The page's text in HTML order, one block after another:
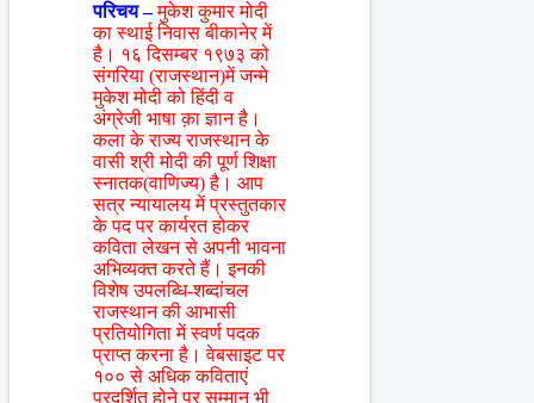
परिचय –मुकेश कुमार मोदी
का स्थाई निवास बीकानेर में
है। १६ दिसम्बर १९७३ को
संगरिया (राजस्थान)में जन्मे
मुकेश मोदी को हिंदी व
अंग्रेजी भाषा क़ा ज्ञान है।
कला के राज्य राजस्थान के
वासी श्री मोदी की पूर्ण शिक्षा
स्नातक(वाणिज्य) है। आप
सत्र न्यायालय में प्रस्तुतकार
के पद पर कार्यरत होकर
कविता लेखन से अपनी भावना
अभिव्यक्त करते हैं। इनकी
विशेष उपलब्धि-शब्दांचल
राजस्थान की आभासी
प्रतियोगिता में स्वर्ण पदक
प्राप्त करना है। वेबसाइट पर
१०० से अधिक कविताएं
प्रदर्शित होने पर सम्मान भी